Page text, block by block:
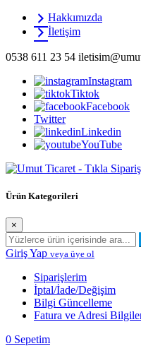
İçeriği
Geç
Hakkımızda
İletişim
0538 611 23 54
Instagram
Tiktok
Facebook
Twitter
Linkedin
YouTube
Beyaz eşya ve ev aletleri
Ürün Kategorileri
×
Giriş Yap veya üye ol
Siparişlerim
İptal/İade/Değişim
Bilgi Güncelleme
Fatura ve Adresi
0 Sepetim